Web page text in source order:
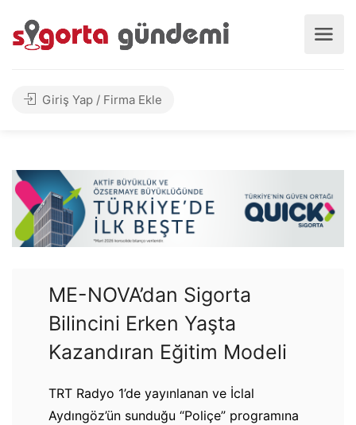
Giriş Yap / Firma Ekle
ME-NOVA’dan Sigorta
Bilincini Erken Yaşta
Kazandıran Eğitim Modeli
TRT Radyo 1’de yayınlanan ve İclal
Aydıngöz’ün sunduğu “Poliçe” programına